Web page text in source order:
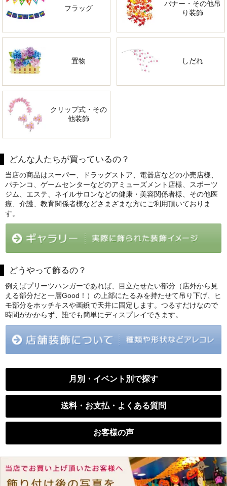
フラッグ
バナー・その他吊
り装飾
置物 しだれ
クリップ式・その
他装飾
どんな人たちが買っているの？
当店の商品はスーパー、ドラッグストア、電器店などの小売店様、
パチンコ、ゲームセンターなどのアミューズメント店様、スポーツ
ジム、エステ、ネイルサロンなどの健康・美容関係者様、その他医
療、介護、教育関係者様などさまざまな方にご利用頂いておりま
す。
どうやって飾るの？
例えばプリーツハンガーであれば、目立たせたい部分（店外から見
える部分だと一層Good！）の上部にたるみを持たせて吊り下げ、ヒ
モ部分をホッチキスや画鋲で天井に固定します。つるすだけなので
時間がかからず、誰でも簡単にディスプレイできます。
月別・イベント別で探す
送料・お支払・よくある質問
お客様の声